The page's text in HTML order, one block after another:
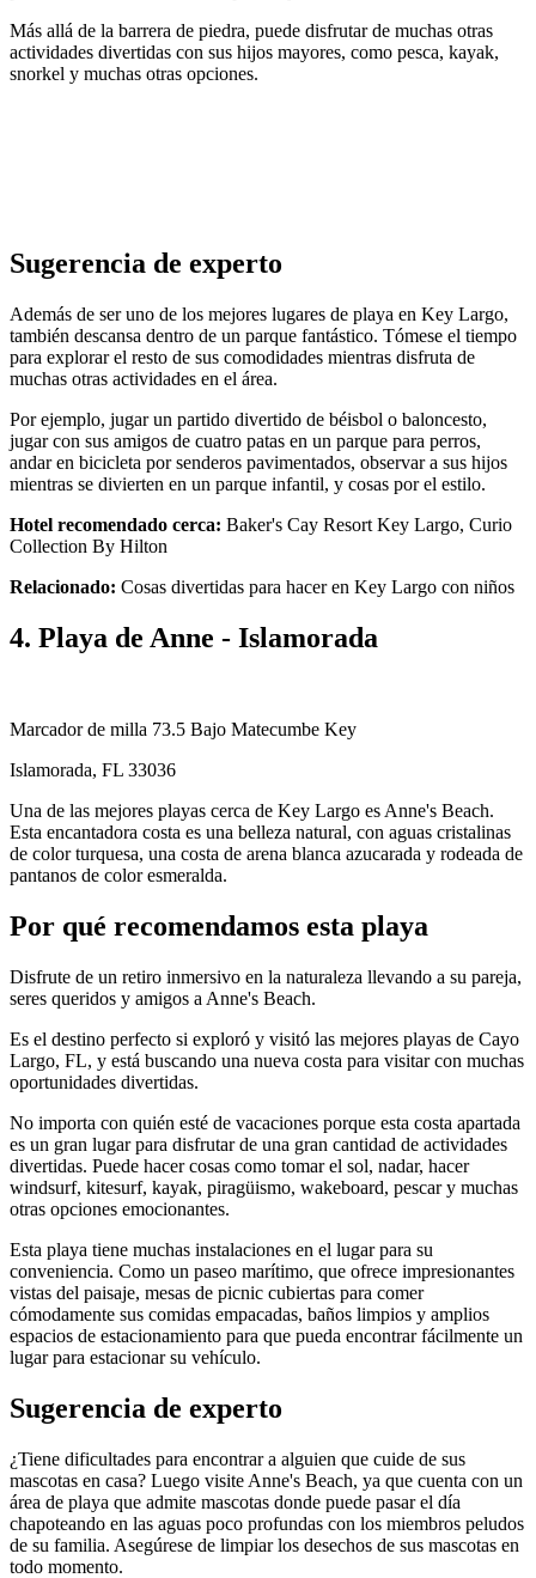
Más allá de la barrera de piedra, puede disfrutar de muchas otras
actividades divertidas con sus hijos mayores, como pesca, kayak,
snorkel y muchas otras opciones.
Sugerencia de experto
Además de ser uno de los mejores lugares de playa en Key Largo,
también descansa dentro de un parque fantástico. Tómese el tiempo
para explorar el resto de sus comodidades mientras disfruta de
muchas otras actividades en el área.
Por ejemplo, jugar un partido divertido de béisbol o baloncesto,
jugar con sus amigos de cuatro patas en un parque para perros,
andar en bicicleta por senderos pavimentados, observar a sus hijos
mientras se divierten en un parque infantil, y cosas por el estilo.
Hotel recomendado cerca: Baker's Cay Resort Key Largo, Curio
Collection By Hilton
Relacionado: Cosas divertidas para hacer en Key Largo con niños
4. Playa de Anne - Islamorada
Marcador de milla 73.5 Bajo Matecumbe Key
Islamorada, FL 33036
Una de las mejores playas cerca de Key Largo es Anne's Beach.
Esta encantadora costa es una belleza natural, con aguas cristalinas
de color turquesa, una costa de arena blanca azucarada y rodeada de
pantanos de color esmeralda.
Por qué recomendamos esta playa
Disfrute de un retiro inmersivo en la naturaleza llevando a su pareja,
seres queridos y amigos a Anne's Beach.
Es el destino perfecto si exploró y visitó las mejores playas de Cayo
Largo, FL, y está buscando una nueva costa para visitar con muchas
oportunidades divertidas.
No importa con quién esté de vacaciones porque esta costa apartada
es un gran lugar para disfrutar de una gran cantidad de actividades
divertidas. Puede hacer cosas como tomar el sol, nadar, hacer
windsurf, kitesurf, kayak, piragüismo, wakeboard, pescar y muchas
otras opciones emocionantes.
Esta playa tiene muchas instalaciones en el lugar para su
conveniencia. Como un paseo marítimo, que ofrece impresionantes
vistas del paisaje, mesas de picnic cubiertas para comer
cómodamente sus comidas empacadas, baños limpios y amplios
espacios de estacionamiento para que pueda encontrar fácilmente un
lugar para estacionar su vehículo.
Sugerencia de experto
¿Tiene dificultades para encontrar a alguien que cuide de sus
mascotas en casa? Luego visite Anne's Beach, ya que cuenta con un
área de playa que admite mascotas donde puede pasar el día
chapoteando en las aguas poco profundas con los miembros peludos
de su familia. Asegúrese de limpiar los desechos de sus mascotas en
todo momento.